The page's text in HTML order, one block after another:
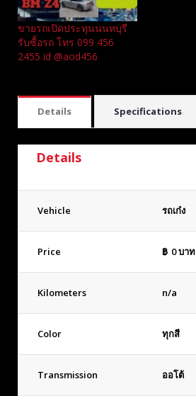
ขายรถเปิดประทุนนนทบุรี
รับซื้อรถ โทร 099 456
2455 id @aod456
Details Specifications
Details
Vehicle รถเก๋ง
Price ฿ 0บาท
Kilometers n/a
Color ทุกสี
Transmission ออโต้